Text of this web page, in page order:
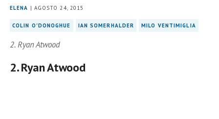
ELENA | AGOSTO 24, 2015
COLIN O'DONOGHUE IAN SOMERHALDER MILO VENTIMIGLIA
2. Ryan Atwood
2. Ryan Atwood